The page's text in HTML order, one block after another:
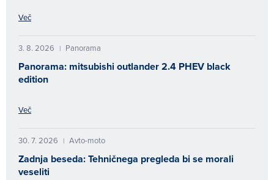
Več
3. 8. 2026 | Panorama
Panorama: mitsubishi outlander 2.4 PHEV black
edition
Več
30. 7. 2026 | Avto-moto
Zadnja beseda: Tehničnega pregleda bi se morali
veseliti